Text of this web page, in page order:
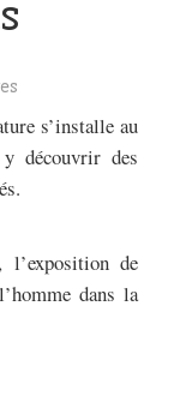
s’installe au
découvrir des
de
dans la